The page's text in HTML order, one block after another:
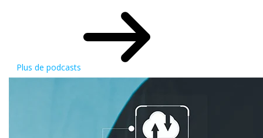
Plus de podcasts